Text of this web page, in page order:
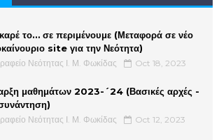
το… σε περιμένουμε (Μεταφορά σε νέο
site για την Νεότητα)
Νεότητας Ι. Μ. Φωκίδας Oct 18, 2023
μαθημάτων 2023-´24 (Βασικές αρχές -
Νεότητας Ι. Μ. Φωκίδας Oct 12, 2023